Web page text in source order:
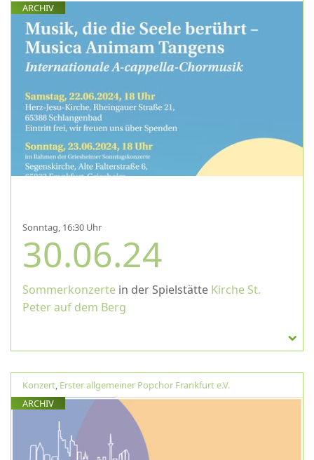
ARCHIV
Sonntag, 16:30 Uhr
30.06.24
Sommerkonzerte in der Spielstätte Kirche St.
Peter auf dem Berg
Konzert, Erster allgemeiner Popchor Frankfurt e.V.
ARCHIV